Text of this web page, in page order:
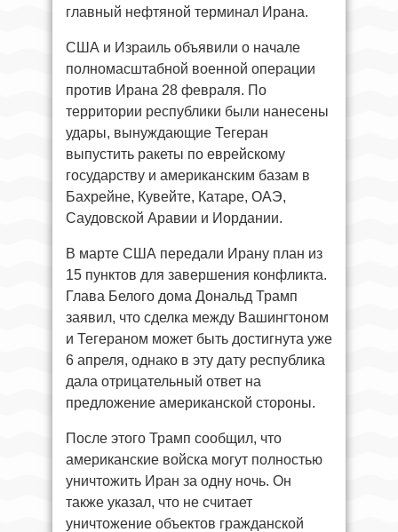
главный нефтяной терминал Ирана.
США и Израиль объявили о начале
полномасштабной военной операции
против Ирана 28 февраля. По
территории республики были нанесены
удары, вынуждающие Тегеран
выпустить ракеты по еврейскому
государству и американским базам в
Бахрейне, Кувейте, Катаре, ОАЭ,
Саудовской Аравии и Иордании.
В марте США передали Ирану план из
15 пунктов для завершения конфликта.
Глава Белого дома Дональд Трамп
заявил, что сделка между Вашингтоном
и Тегераном может быть достигнута уже
6 апреля, однако в эту дату республика
дала отрицательный ответ на
предложение американской стороны.
После этого Трамп сообщил, что
американские войска могут полностью
уничтожить Иран за одну ночь. Он
также указал, что не считает
уничтожение объектов гражданской